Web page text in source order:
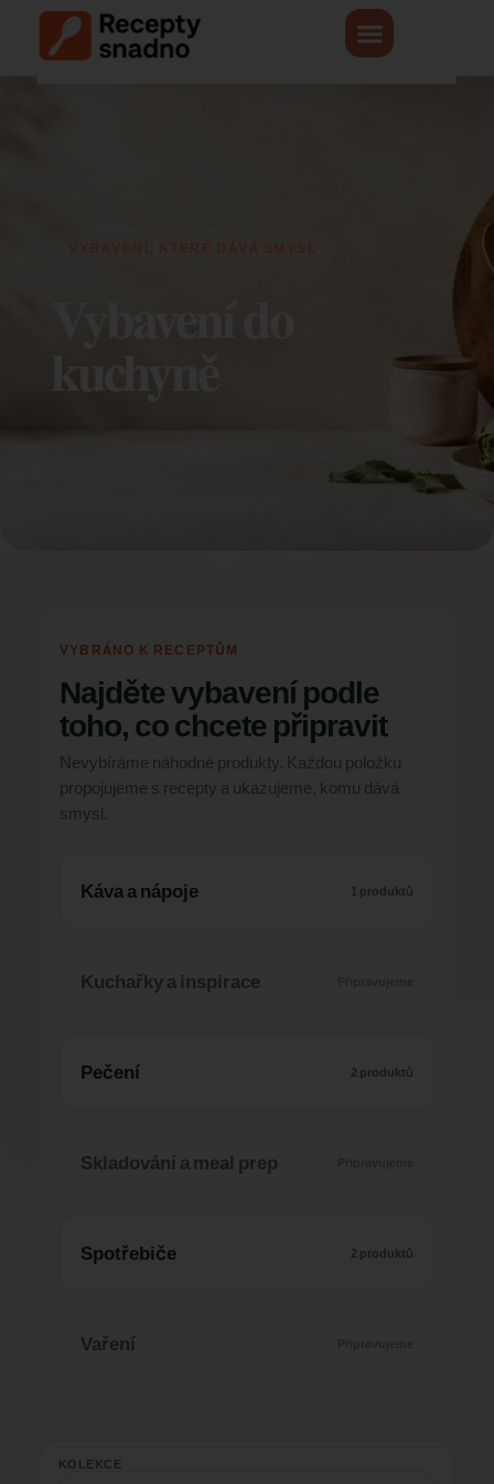
VYBRÁNO K RECEPTŮM
Najděte vybavení podle
toho, co chcete připravit
Nevybíráme náhodné produkty. Každou položku
propojujeme s recepty a ukazujeme, komu dává
smysl.
Káva a nápoje 1 produktů
Kuchařky a inspirace
Pečení 2 produktů
Skladování a meal prep
Spotřebiče 2 produktů
Vaření
KOLEKCE